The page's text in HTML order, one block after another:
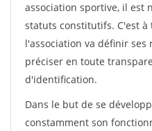
association sportive, il est
statuts constitutifs. C'est à
l'association va définir
préciser en toute
d'identification.
Dans le but de se
constamment son